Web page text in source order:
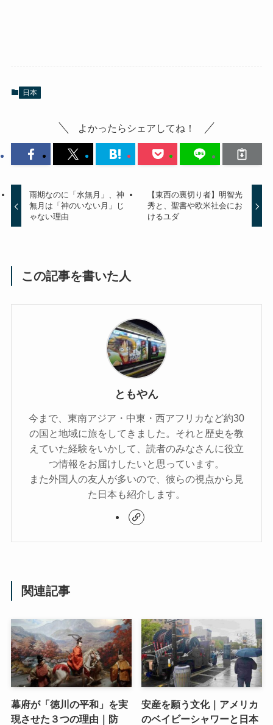
日本
よかったらシェアしてね！
雨期なのに「水無月」、神
無月は「神のいない月」じ
ゃない理由
【東西の裏切り者】明智光
秀と、聖書や欧米社会にお
けるユダ
この記事を書いた人
ともやん
今まで、東南アジア・中東・西アフリカなど約30
の国と地域に旅をしてきました。それと歴史を教
えていた経験をいかして、読者のみなさんに役立
つ情報をお届けしたいと思っています。
また外国人の友人が多いので、彼らの視点から見
た日本も紹介します。
関連記事
幕府が「徳川の平和」を実
現させた３つの理由｜防
安産を願う文化｜アメリカ
のベイビーシャワーと日本